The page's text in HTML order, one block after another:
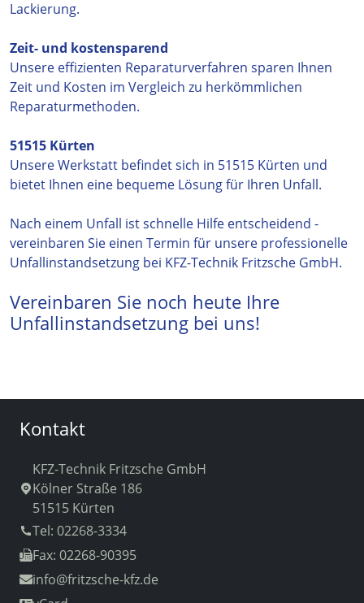
Lackierung.
Zeit- und kostensparend
Unsere effizienten Reparaturverfahren sparen Ihnen
Zeit und Kosten im Vergleich zu herkömmlichen
Reparaturmethoden.
51515 Kürten
Unsere Werkstatt befindet sich in 51515 Kürten und
bietet Ihnen eine bequeme Lösung für Ihren Unfall.
Nach einem Unfall ist schnelle Hilfe entscheidend -
vereinbaren Sie einen Termin für unsere professionelle
Unfallinstandsetzung bei KFZ-Technik Fritzsche GmbH.
Vereinbaren Sie noch heute Ihre
Unfallinstandsetzung bei uns!
Kontakt
KFZ-Technik Fritzsche GmbH
Kölner Straße 186
51515 Kürten
Tel: 02268-3334
Fax: 02268-90395
info@fritzsche-kfz.de